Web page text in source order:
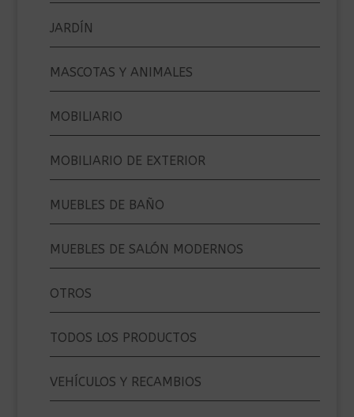
JARDÍN
MASCOTAS Y ANIMALES
MOBILIARIO
MOBILIARIO DE EXTERIOR
MUEBLES DE BAÑO
MUEBLES DE SALÓN MODERNOS
OTROS
TODOS LOS PRODUCTOS
VEHÍCULOS Y RECAMBIOS